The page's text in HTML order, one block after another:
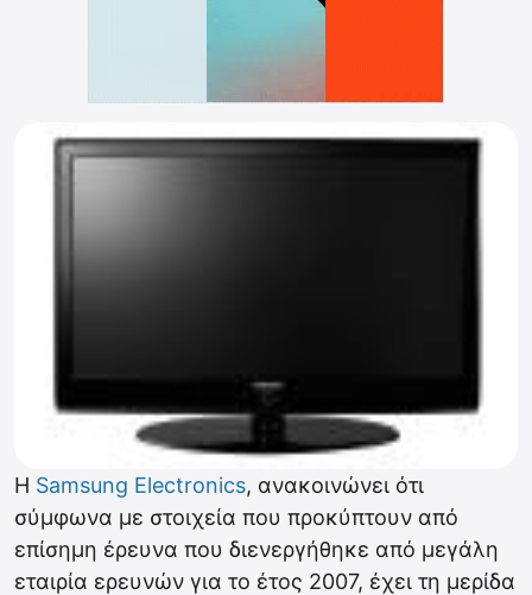
Η Samsung Electronics, ανακοινώνει ότι
σύμφωνα με στοιχεία που προκύπτουν από
επίσημη έρευνα που διενεργήθηκε από μεγάλη
εταιρία ερευνών για το έτος 2007, έχει τη μερίδα